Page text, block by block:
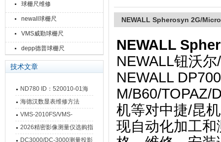
球栅尺维修
newall球栅尺
VMS威勤球栅尺
depp德普球栅尺
技术文章
ND780 ID：520010-01海
德汉数显表故障维修内容
海德汉数显表维修方法
VMS-2010FS/VMS-
3020FS/VMS-4030FS手动
影像测量仪技术参数
2026精密影像测量仪选购指
南 靠谱品牌一站式选型推荐
DC3000/DC-3000测量投影
NEWALL Spherosyn 2G/
NEWALL
NEWALL钮沃
NEWALL
M/B60/TOPAZ/
机等对中捷/昆
现自动化加工